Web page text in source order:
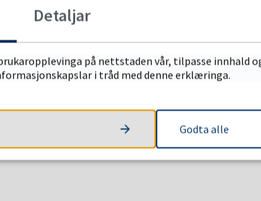
kan leverast til NOMIL. Avfallet skal
å kompostere matavfallet sitt? Dei gir også
Detaljar
på nettstaden vår, tilpasse innhald
i tråd med denne erklæringa.
Godta alle